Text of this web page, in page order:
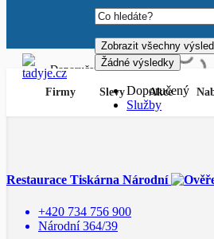
Zobrazit všechny
Žádné výsledky
Doporučený
Služby
Firmy Slevy Akce
Restaurace Tiskárna Národní
+420 734 756 900
Národní 364/39
Zobrazit všechny výsledky Žádné
Doporučený
Služby